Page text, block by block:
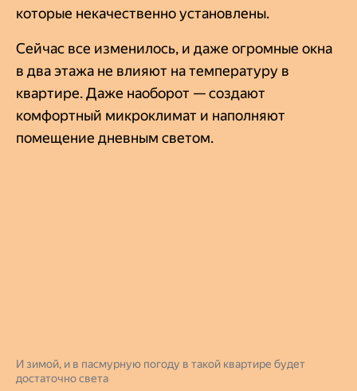
которые некачественно установлены.
Сейчас все изменилось, и даже огромные окна
в два этажа не влияют на температуру в
квартире. Даже наоборот — создают
комфортный микроклимат и наполняют
помещение дневным светом.
И зимой, и в пасмурную погоду в такой квартире будет
достаточно света